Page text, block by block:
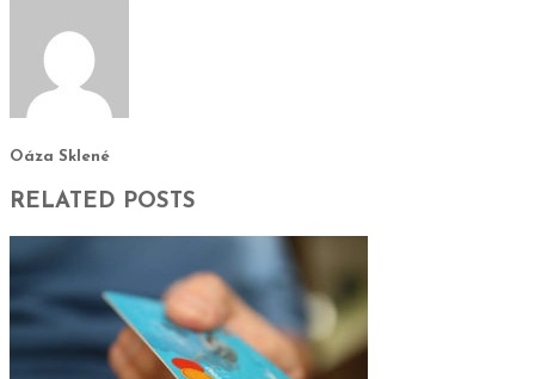
Oáza Sklené
RELATED POSTS